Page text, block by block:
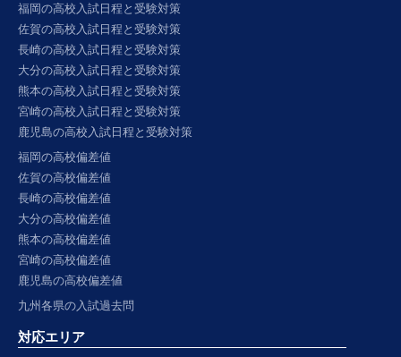
福岡の高校入試日程と受験対策
佐賀の高校入試日程と受験対策
長崎の高校入試日程と受験対策
大分の高校入試日程と受験対策
熊本の高校入試日程と受験対策
宮崎の高校入試日程と受験対策
鹿児島の高校入試日程と受験対策
福岡の高校偏差値
佐賀の高校偏差値
長崎の高校偏差値
大分の高校偏差値
熊本の高校偏差値
宮崎の高校偏差値
鹿児島の高校偏差値
九州各県の入試過去問
対応エリア